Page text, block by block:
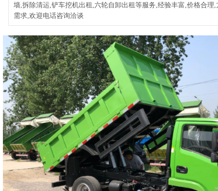
墙,拆除清运,铲车挖机出租,六轮自卸出租等服务,经验丰富,价格合理
需求,欢迎电话咨询洽谈